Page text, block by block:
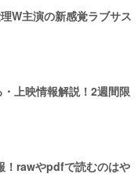
W主演の新感覚ラブサス
上映情報解説！2週間限
！rawやpdfで読むのはや